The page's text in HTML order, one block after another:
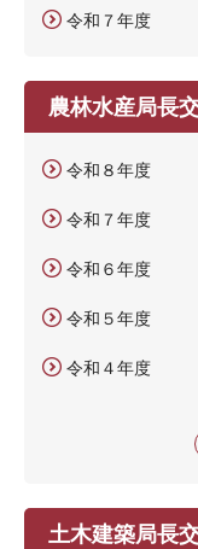
令和７年度
農林水産局長
令和８年度
令和７年度
令和６年度
令和５年度
令和４年度
土木建築局長